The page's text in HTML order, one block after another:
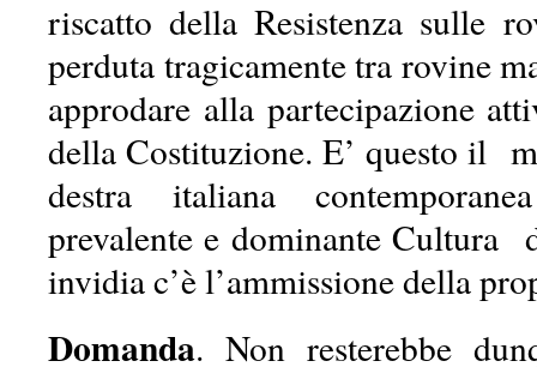
riscatto della Resistenza sulle
perduta tragicamente tra rovine
approdare alla partecipazione
della Costituzione. E’ questo il
destra italiana
prevalente e dominante Cultura
invidia c’è l’ammissione della
Domanda. Non resterebbe